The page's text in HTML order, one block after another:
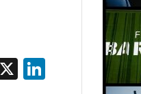
X LinkedIn